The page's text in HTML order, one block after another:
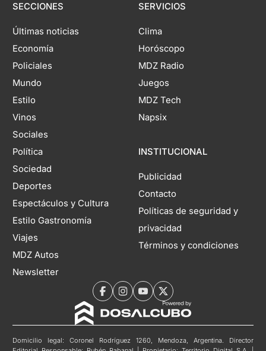
SECCIONES
Últimas noticias
Economía
Policiales
Mundo
Estilo
Vinos
Sociales
Política
Sociedad
Deportes
Espectáculos y Cultura
Estilo Gastronomía
Viajes
MDZ Autos
Newsletter
SERVICIOS
Clima
Horóscopo
MDZ Radio
Juegos
MDZ Tech
Napsix
INSTITUCIONAL
Publicidad
Contacto
Políticas de seguridad y
privacidad
Términos y condiciones
Domicilio legal: Coronel Rodríguez 1260, Mendoza, Argentina. Director